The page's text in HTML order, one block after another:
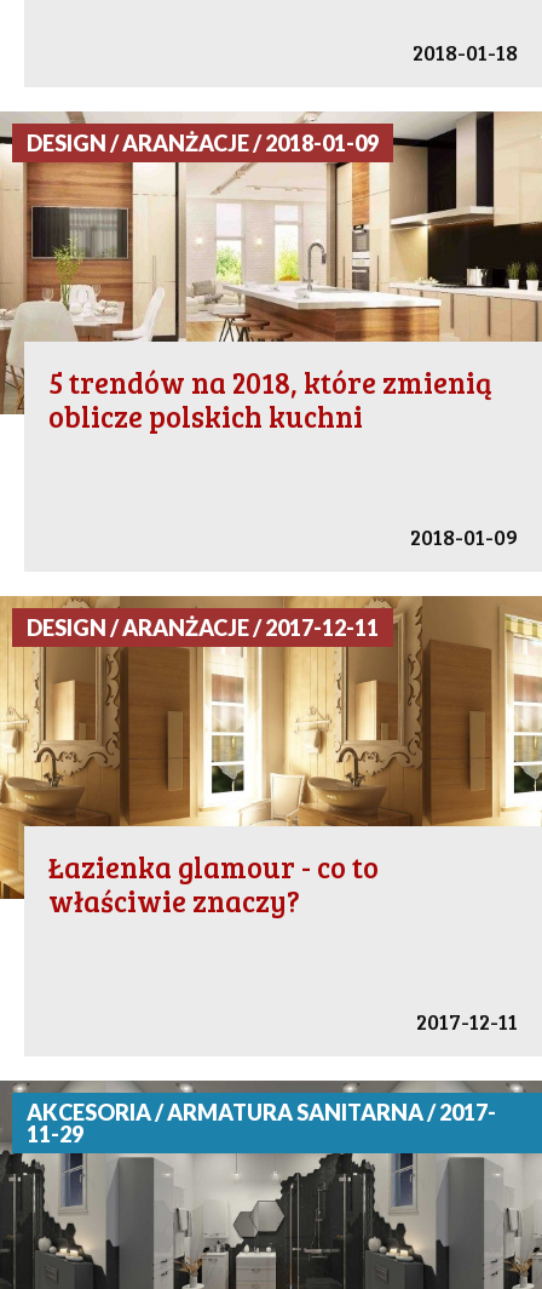
2018-01-18
DESIGN / ARANŻACJE / 2018-01-09
5 trendów na 2018, które zmienią
oblicze polskich kuchni
2018-01-09
DESIGN / ARANŻACJE / 2017-12-11
Łazienka glamour - co to
właściwie znaczy?
2017-12-11
AKCESORIA / ARMATURA SANITARNA / 2017-
11-29